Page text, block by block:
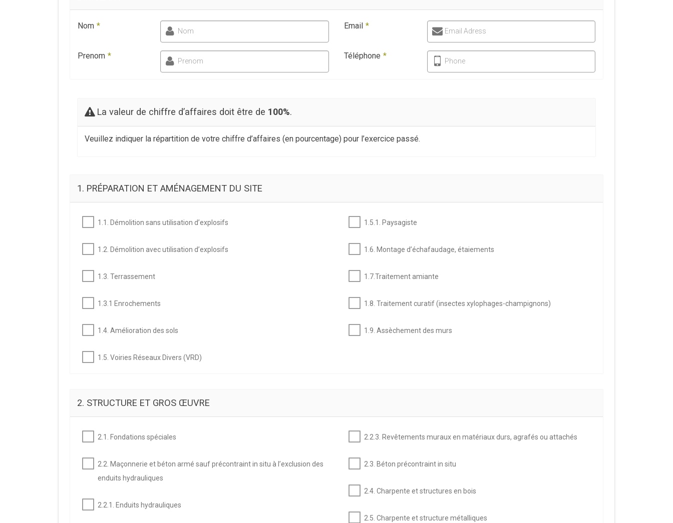
Nom *
Nom
Prenom *
Prenom
Email *
Email Adress
Téléphone *
Phone
La valeur de chiffre d’affaires doit être de 100%.
Veuillez indiquer la répartition de votre chiffre d’affaires (en pourcentage) pour l’exercice passé.
1. PRÉPARATION ET AMÉNAGEMENT DU SITE
1.1. Démolition sans utilisation d’explosifs
1.2. Démolition avec utilisation d’explosifs
1.3. Terrassement
1.3.1 Enrochements
1.4. Amélioration des sols
1.5. Voiries Réseaux Divers (VRD)
1.5.1. Paysagiste
1.6. Montage d’échafaudage, étaiements
1.7.Traitement amiante
1.8. Traitement curatif (insectes xylophages-champignons)
1.9. Assèchement des murs
2. STRUCTURE ET GROS ŒUVRE
2.1. Fondations spéciales
2.2. Maçonnerie et béton armé sauf précontraint in situ à l’exclusion des
enduits hydrauliques
2.2.1. Enduits hydrauliques
2.2.3. Revêtements muraux en matériaux durs, agrafés ou attachés
2.3. Béton précontraint in situ
2.4. Charpente et structures en bois
2.5. Charpente et structure métalliques